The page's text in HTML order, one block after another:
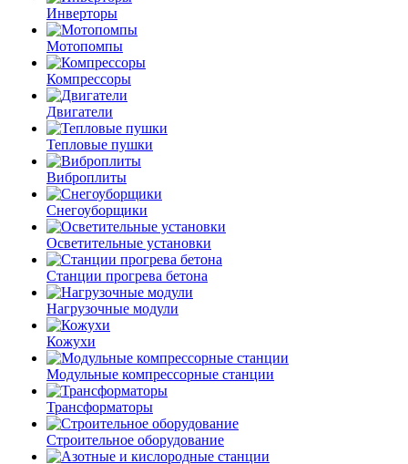
Инверторы
Мотопомпы
Компрессоры
Двигатели
Тепловые пушки
Виброплиты
Снегоуборщики
Осветительные установки
Станции прогрева бетона
Нагрузочные модули
Кожухи
Модульные компрессорные станции
Трансформаторы
Строительное оборудование